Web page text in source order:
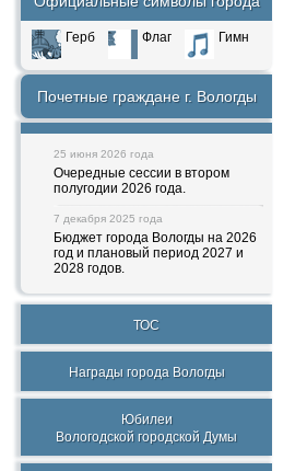
Герб Флаг Гимн
Почетные граждане г. Вологды
25 июня 2026 года
Очередные сессии в втором
полугодии 2026 года.
7 декабря 2025 года
Бюджет города Вологды на 2026
год и плановый период 2027 и
2028 годов.
ТОС
Награды города Вологды
Юбилеи
Вологодской городской Думы